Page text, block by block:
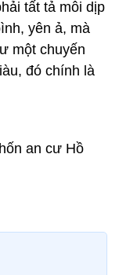
tất tả mỗi dịp
yên ả, mà
một chuyến
đó chính là
an cư Hồ